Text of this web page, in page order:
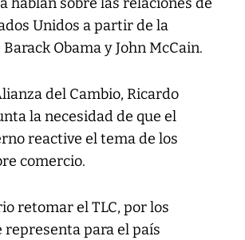
hablan sobre las relaciones de
Unidos a partir de la
Obama y John McCain.
del Cambio, Ricardo
la necesidad de que el
reactive el tema de los
comercio.
retomar el TLC, por los
representa para el país